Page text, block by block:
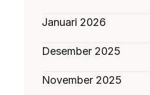
Januari 2026
Desember 2025
November 2025